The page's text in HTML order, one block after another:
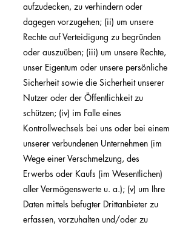
aufzudecken, zu verhindern oder
dagegen vorzugehen; (ii) um unsere
Rechte auf Verteidigung zu begründen
oder auszuüben; (iii) um unsere Rechte,
unser Eigentum oder unsere persönliche
Sicherheit sowie die Sicherheit unserer
Nutzer oder der Öffentlichkeit zu
schützen; (iv) im Falle eines
Kontrollwechsels bei uns oder bei einem
unserer verbundenen Unternehmen (im
Wege einer Verschmelzung, des
Erwerbs oder Kaufs (im Wesentlichen)
aller Vermögenswerte u. a.); (v) um Ihre
Daten mittels befugter Drittanbieter zu
erfassen, vorzuhalten und/oder zu